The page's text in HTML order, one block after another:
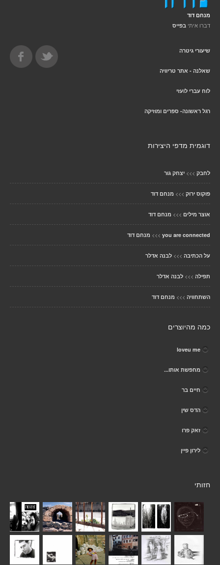
מנחם דוד
דברו איתי בפייס
שיעורי גיטרה
שאלנה - אתר טריוויה
לוח עברי לועזי
רגל ראשונה- ספרים ומוזיקה
דוגמית מדפי היצירות
לחבק >>> יצחק גור
פוקוס ירוק >>> מנחם דוד
אוצר מילים >>> מנחם דוד
you are connected
>>> מנחם דוד
על הכתיבה >>> לבנה אדלר
תפילה >>> לבנה אדלר
השתחוויה >>> מנחם דוד
כמה מהיוצרים
loveu me
מחפשת אותו...
חיים בר
הדס שין
זאק פרו
לירון פיין
חזותי